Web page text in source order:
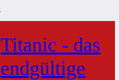
Titanic - das
endgültige